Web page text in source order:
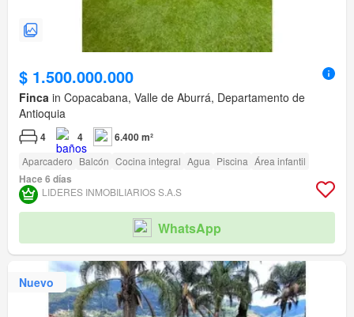
$ 1.500.000.000
Finca in Copacabana, Valle de Aburrá, Departamento de
Antioquia
4 4 6.400 m²
Aparcadero Balcón Cocina integral Agua Piscina Área infantil
Hace 6 días
LIDERES INMOBILIARIOS S.A.S
WhatsApp
Nuevo